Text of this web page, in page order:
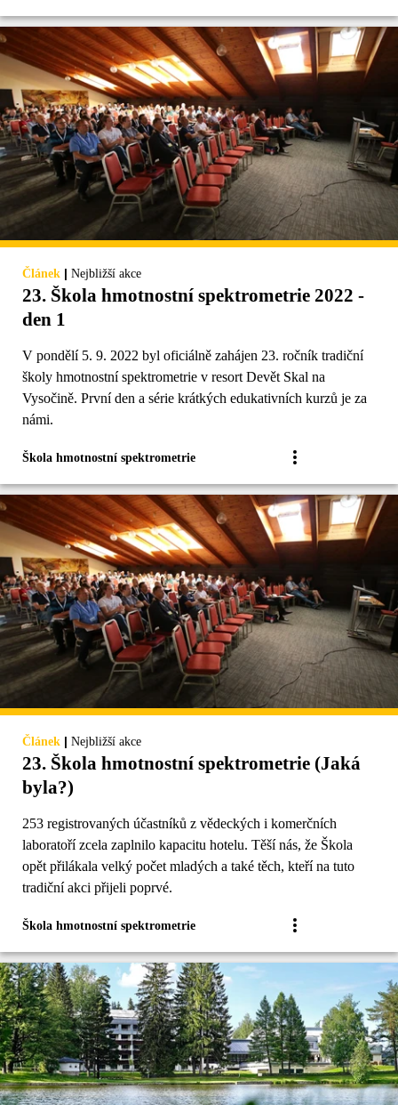
Článek | Nejbližší akce
23. Škola hmotnostní spektrometrie 2022 -
den 1
V pondělí 5. 9. 2022 byl oficiálně zahájen 23. ročník tradiční
školy hmotnostní spektrometrie v resort Devět Skal na
Vysočině. První den a série krátkých edukativních kurzů je za
námi.
Škola hmotnostní spektrometrie
Článek | Nejbližší akce
23. Škola hmotnostní spektrometrie (Jaká
byla?)
253 registrovaných účastníků z vědeckých i komerčních
laboratoří zcela zaplnilo kapacitu hotelu. Těší nás, že Škola
opět přilákala velký počet mladých a také těch, kteří na tuto
tradiční akci přijeli poprvé.
Škola hmotnostní spektrometrie